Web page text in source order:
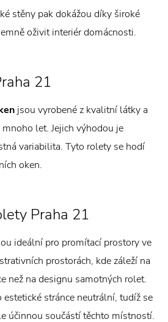
stěny pak dokážou díky široké
oživit interiér domácnosti.
21
jsou vyrobené z kvalitní látky a
let. Jejich výhodou je
variabilita. Tyto rolety se hodí
oken.
Praha 21
ideální pro promítací prostory ve
prostorách, kde záleží na
než na designu samotných rolet.
estetické stránce neutrální, tudíž se
účinnou součástí těchto místností.